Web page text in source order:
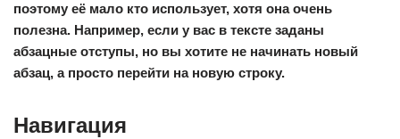
поэтому её мало кто использует, хотя она очень
полезна. Например, если у вас в тексте заданы
абзацные отступы, но вы хотите не начинать новый
абзац, а просто перейти на новую строку.
Навигация